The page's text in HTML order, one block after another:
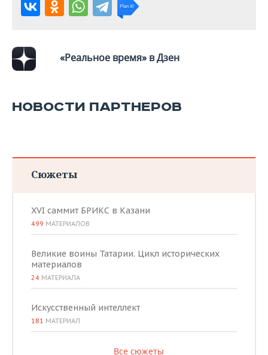
«Реальное время» в Дзен
НОВОСТИ ПАРТНЕРОВ
Сюжеты
XVI саммит БРИКС в Казани
499 МАТЕРИАЛОВ
Великие воины Татарии. Цикл исторических
материалов
24 МАТЕРИАЛА
Искусственный интеллект
181 МАТЕРИАЛ
Все сюжеты